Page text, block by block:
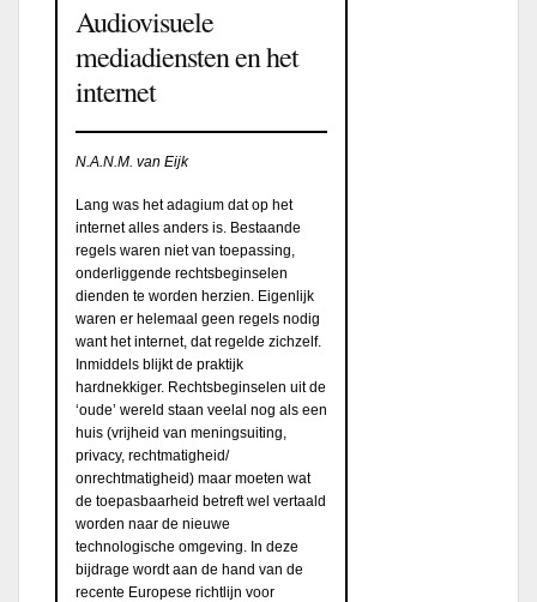
Audiovisuele
mediadiensten en het
internet
N.A.N.M. van Eijk
Lang was het adagium dat op het
internet alles anders is. Bestaande
regels waren niet van toepassing,
onderliggende rechtsbeginselen
dienden te worden herzien. Eigenlijk
waren er helemaal geen regels nodig
want het internet, dat regelde zichzelf.
Inmiddels blijkt de praktijk
hardnekkiger. Rechtsbeginselen uit de
‘oude’ wereld staan veelal nog als een
huis (vrijheid van meningsuiting,
privacy, rechtmatigheid/
onrechtmatigheid) maar moeten wat
de toepasbaarheid betreft wel vertaald
worden naar de nieuwe
technologische omgeving. In deze
bijdrage wordt aan de hand van de
recente Europese richtlijn voor